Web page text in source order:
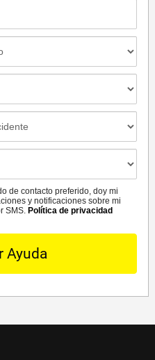
de contacto preferido, doy mi
y notificaciones sobre mi
SMS. Política de privacidad